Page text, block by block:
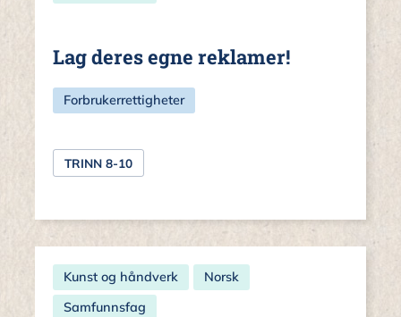
Lag deres egne reklamer!
Forbrukerrettigheter
TRINN 8-10
Kunst og håndverk
Norsk
Samfunnsfag